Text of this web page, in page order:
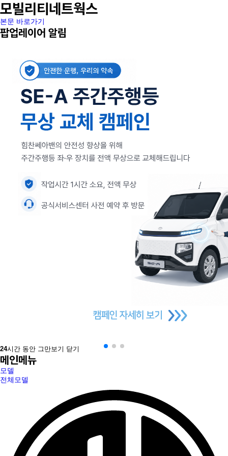
모빌리티네트웍스
본문 바로가기
팝업레이어 알림
24시간 동안 그만보기 닫기
메인메뉴
모델
전체모델